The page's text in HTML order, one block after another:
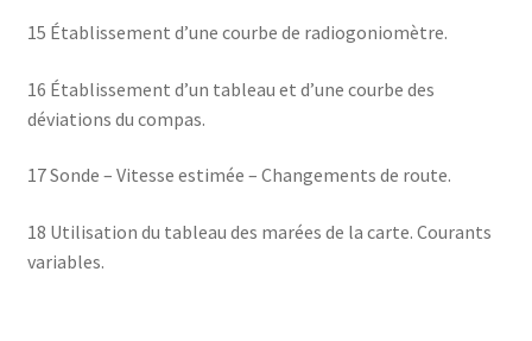
15 Établissement d’une courbe de radiogoniomètre.
16 Établissement d’un tableau et d’une courbe des
déviations du compas.
17 Sonde – Vitesse estimée – Changements de route.
18 Utilisation du tableau des marées de la carte. Courants
variables.